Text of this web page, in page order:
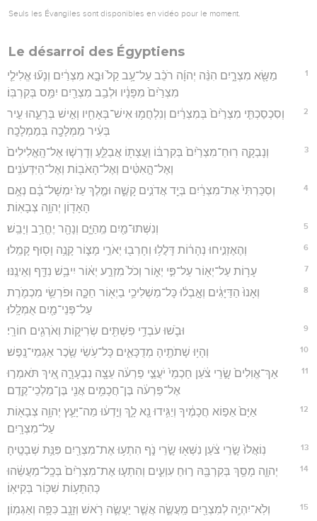
Seuls les Évangiles sont disponibles en vidéo pour le moment.
Le désarroi des Égyptiens
1
מַשָּׂ֖א מִצְרָ֑יִם הִנֵּ֨ה יְהוָ֜ה רֹכֵ֨ב עַל־עָ֥ב קַל֙ וּבָ֣א מִצְרַ֔יִם וְנָע֞וּ אֱלִילֵ֤י
מִצְרַ֙יִם֙ מִפָּנָ֔יו וּלְבַ֥ב מִצְרַ֖יִם יִמַּ֥ס בְּקִרְבּֽוֹ׃
2
וְסִכְסַכְתִּ֤י מִצְרַ֙יִם֙ בְּמִצְרַ֔יִם וְנִלְחֲמ֥וּ אִישׁ־בְּאָחִ֖יו וְאִ֣ישׁ בְּרֵעֵ֑הוּ עִ֣יר
בְּעִ֔יר מַמְלָכָ֖ה בְּמַמְלָכָֽה׃
3
וְנָבְקָ֤ה רֽוּחַ־מִצְרַ֙יִם֙ בְּקִרְבּ֔וֹ וַעֲצָת֖וֹ אֲבַלֵּ֑עַ וְדָרְשׁ֤וּ אֶל־הָֽאֱלִילִים֙
וְאֶל־הָ֣אִטִּ֔ים וְאֶל־הָאֹב֖וֹת וְאֶל־הַיִּדְּעֹנִֽים׃
4
וְסִכַּרְתִּי֙ אֶת־מִצְרַ֔יִם בְּיַ֖ד אֲדֹנִ֣ים קָשֶׁ֑ה וּמֶ֤לֶךְ עַז֙ יִמְשָׁל־בָּ֔ם נְאֻ֥ם
הָאָד֖וֹן יְהוָ֥ה צְבָאֽוֹת׃
5 וְנִשְּׁתוּ־מַ֖יִם מֵֽהַיָּ֑ם וְנָהָ֖ר יֶחֱרַ֥ב וְיָבֵֽשׁ׃
6 וְהֶאֶזְנִ֣יחוּ נְהָר֔וֹת דָּלֲל֥וּ וְחָרְב֖וּ יְאֹרֵ֣י מָצ֑וֹר קָנֶ֥ה וָס֖וּף קָמֵֽלוּ׃
7 עָר֥וֹת עַל־יְא֖וֹר עַל־פִּ֣י יְא֑וֹר וְכֹל֙ מִזְרַ֣ע יְא֔וֹר יִיבַ֥שׁ נִדַּ֖ף וְאֵינֶֽנּוּ׃
8
וְאָנוּ֙ הַדַּיָּגִ֔ים וְאָ֣בְל֔וּ כָּל־מַשְׁלִיכֵ֥י בַיְא֖וֹר חַכָּ֑ה וּפֹרְשֵׂ֥י מִכְמֹ֛רֶת
עַל־פְּנֵי־מַ֖יִם אֻמְלָֽלוּ׃
9 וּבֹ֛שׁוּ עֹבְדֵ֥י פִשְׁתִּ֖ים שְׂרִיק֑וֹת וְאֹרְגִ֖ים חוֹרָֽי׃
10 וְהָי֥וּ שָׁתֹתֶ֖יהָ מְדֻכָּאִ֑ים כָּל־עֹ֥שֵׂי שֶׂ֖כֶר אַגְמֵי־נָֽפֶשׁ׃
11
אַךְ־אֱוִלִים֙ שָׂ֣רֵי צֹ֔עַן חַכְמֵי֙ יֹעֲצֵ֣י פַרְעֹ֔ה עֵצָ֖ה נִבְעָרָ֑ה אֵ֚יךְ תֹּאמְר֣וּ
אֶל־פַּרְעֹ֔ה בֶּן־חֲכָמִ֥ים אֲנִ֖י בֶּן־מַלְכֵי־קֶֽדֶם׃
12
אַיָּם֙ אֵפ֣וֹא חֲכָמֶ֔יךָ וְיַגִּ֥ידוּ נָ֖א לָ֑ךְ וְיֵ֣דְע֔וּ מַה־יָּעַ֛ץ יְהוָ֥ה צְבָא֖וֹת
עַל־מִצְרָֽיִם׃
13 נֽוֹאֲלוּ֙ שָׂ֣רֵי צֹ֔עַן נִשְּׁא֖וּ שָׂ֣רֵי נֹ֑ף הִתְע֥וּ אֶת־מִצְרַ֖יִם פִּנַּ֥ת שְׁבָטֶֽיהָ׃
14
יְהוָ֛ה מָסַ֥ךְ בְּקִרְבָּ֖הּ ר֣וּחַ עִוְעִ֑ים וְהִתְע֤וּ אֶת־מִצְרַ֙יִם֙ בְּכָֽל־מַעֲשֵׂ֔הוּ
כְּהִתָּע֥וֹת שִׁכּ֖וֹר בְּקִיאֽוֹ׃
15 וְלֹֽא־יִהְיֶ֥ה לְמִצְרַ֖יִם מַֽעֲשֶׂ֑ה אֲשֶׁ֧ר יַעֲשֶׂ֛ה רֹ֥אשׁ וְזָנָ֖ב כִּפָּ֥ה וְאַגְמֽוֹן׃